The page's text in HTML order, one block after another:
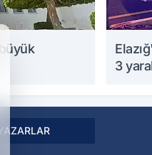
3
YAZARLAR